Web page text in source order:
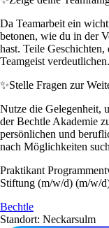
Da Teamarbeit ein
betonen, wie du in der
hast. Teile
Teamgeist verdeutlichen.
✨Stelle Fragen zur
Nutze die Gelegenheit,
der Bechtle Akademie
persönlichen und
nach Möglichkeiten
Praktikant
Stiftung (m/w/d) (m/w/
Bechtle
Standort: Neckarsulm